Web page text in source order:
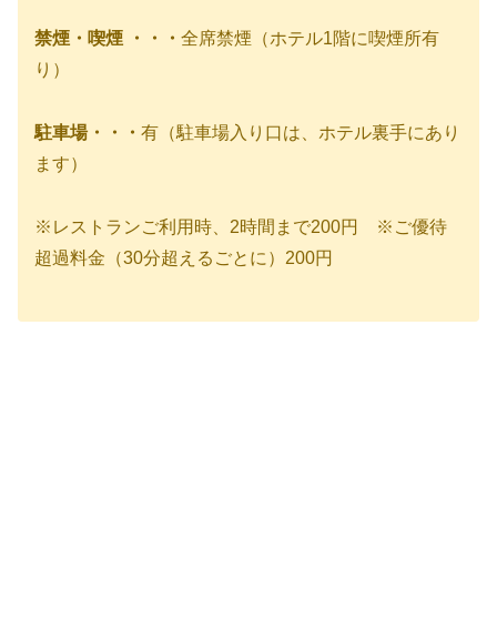
禁煙・喫煙 ・・・ 全席禁煙（ホテル1階に喫煙所有
り）
駐車場・・・ 有（駐車場入り口は、ホテル裏手にあり
ます）
※レストランご利用時、2時間まで200円 ※ご優待
超過料金（30分超えるごとに）200円